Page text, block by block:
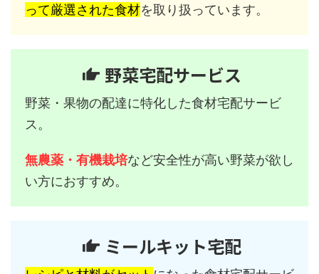
って厳選された食材を取り扱っています。
野菜宅配サービス
野菜・果物の配達に特化した食材宅配サービ
ス。
無農薬・有機栽培など安全性が高い野菜が欲し
い方におすすめ。
ミールキット宅配